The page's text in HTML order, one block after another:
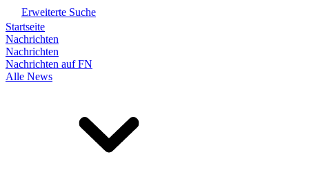
Erweiterte Suche
Startseite
Nachrichten
Nachrichten
Nachrichten auf FN
Alle News